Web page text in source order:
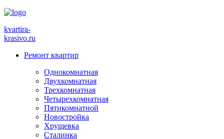
kvartira-
krasivo.ru
Ремонт квартир
Однокомнатная
Двухкомнатная
Трехкомнатная
Четырехкомнатная
Пятикомнатной
Новостройка
Хрущевка
Сталинка